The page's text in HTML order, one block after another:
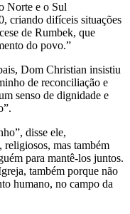
Norte e o Sul
criando difíceis situações
de Rumbek, que
do povo.”
Dom Christian insistiu
de reconciliação e
senso de dignidade e
disse ele,
religiosos, mas também
para mantê-los juntos.
também porque não
humano, no campo da